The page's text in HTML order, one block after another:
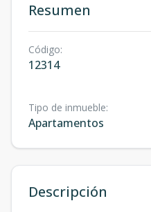
Resumen
Código:
12314
Tipo de inmueble:
Apartamentos
Descripción